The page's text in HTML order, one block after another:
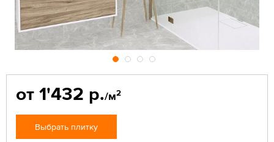
от 1'432 р./м2
Выбрать плитку